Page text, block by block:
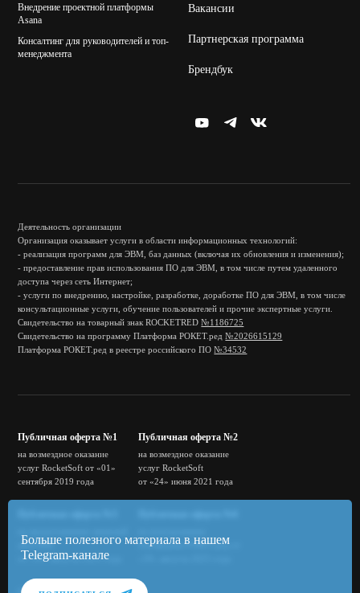
Внедрение проектной платформы
Asana
Консалтинг для руководителей и топ-
менеджмента
Вакансии
Партнерская программа
Брендбук
Деятельность организации
Организация оказывает услуги в области информационных технологий:
- реализация программ для ЭВМ, баз данных (включая их обновления и изменения);
- предоставление прав использования ПО для ЭВМ, в том числе путем удаленного
доступа через сеть Интернет;
- услуги по внедрению, настройке, разработке, доработке ПО для ЭВМ, в том числе
консультационные услуги, обучение пользователей и прочие экспертные услуги.
Свидетельство на товарный знак ROCKETRED№1186725
Свидетельство на программу Платформа РОКЕТ.ред№2026615129
Платформа РОКЕТ.ред в реестре российского ПО№34532
Публичная оферта №1
на возмездное оказание
услуг RocketSoft от «01»
сентября 2019 года
Публичная оферта №2
на возмездное оказание
услуг RocketSoft
от «24» июня 2021 года
amoCRM
от «19» августа 2025 года
Платформы РОКЕТ.ред от
Больше полезного материала в нашем
Telegram-канале